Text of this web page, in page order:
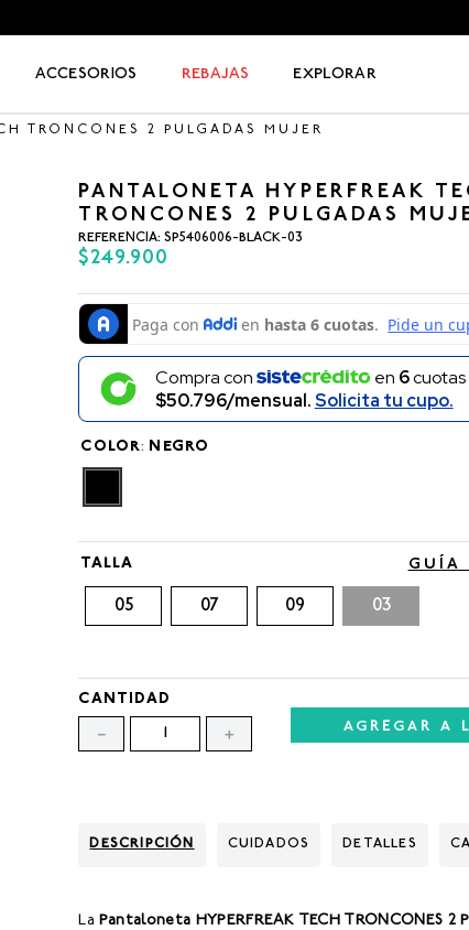
ACCESORIOS REBAJAS EXPLORAR
TRONCONES 2 PULGADAS MUJER
PANTALONETA HYPERFREAK
TRONCONES 2 PULGADAS
REFERENCIA:SP5406006-BLACK-03
$249.900
Compra con en 6cuotas
$50.796/mensual.Solicita tu cupo.
COLOR: NEGRO
TALLA
05 07 09 03
GUÍA
CANTIDAD
＋
－ AGREGAR A
DESCRIPCIÓN CUIDADOS DETALLES
La Pantaloneta HYPERFREAK TECH TRONCONES 2